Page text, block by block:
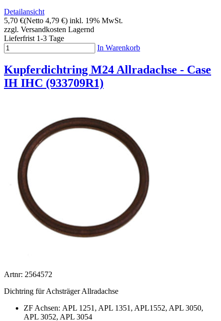
Detailansicht
5,70 €(Netto 4,79 €) inkl. 19% MwSt.
zzgl. Versandkosten Lagernd
Lieferfrist 1-3 Tage
In Warenkorb
Kupferdichtring M24 Allradachse - Case
IH IHC (933709R1)
Artnr: 2564572
Dichtring für Achsträger Allradachse
ZF Achsen: APL 1251, APL 1351, APL1552, APL 3050,
APL 3052, APL 3054